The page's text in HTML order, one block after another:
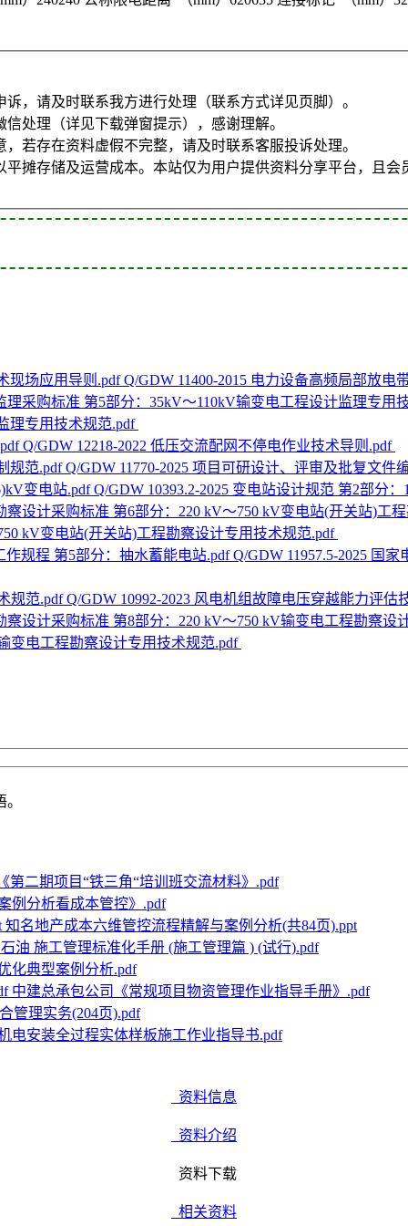
，请及时联系我方进行处理（联系方式详见页脚）。
处理（详见下载弹窗提示），感谢理解。
若存在资料虚假不完整，请及时联系客服投诉处理。
摊存储及运营成本。本站仅为用户提供资料分享平台，且
Q/GDW 11400-2015 电力设备高频局部放
理专用技术规范.pdf
Q/GDW 12218-2022 低压交流配网不停电作业技术导则.pdf
Q/GDW 11770-2025 项目可研设计、评审及批复文件
Q/GDW 10393.2-2025 变电站设计规范 第2部分
kV变电站(开关站)工程勘察设计专用技术规范.pdf
‌Q/GDW 11957.5-2025 国
Q/GDW 10992-2023 风电机组故障电压穿越能力评估
变电工程勘察设计专用技术规范.pdf
第二期项目“铁三角“培训班交流材料》.pdf
例分析看成本管控》.pdf
知名地产成本六维管控流程精解与案例分析(共84页).ppt
油 施工管理标准化手册 (施工管理篇 ) (试行).pdf
化典型案例分析.pdf
中建总承包公司《常规项目物资管理作业指导手册》.pdf
管理实务(204页).pdf
电安装全过程实体样板施工作业指导书.pdf
资料信息
资料介绍
资料下载
相关资料